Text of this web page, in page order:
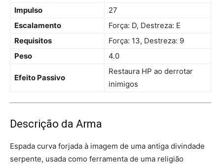
Impulso
27
Escalamento
Força: D, Destreza: E
Requisitos
Força: 13, Destreza: 9
Peso
4.0
Efeito Passivo
Restaura HP ao derrotar
inimigos
Descrição da Arma
Espada curva forjada à imagem de uma antiga divindade
serpente, usada como ferramenta de uma religião